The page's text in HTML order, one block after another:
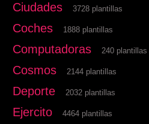
Ciudades 3728 plantillas
Coches 1888 plantillas
Computadoras 240 plantillas
Cosmos 2144 plantillas
Deporte 2032 plantillas
Ejercito 4464 plantillas